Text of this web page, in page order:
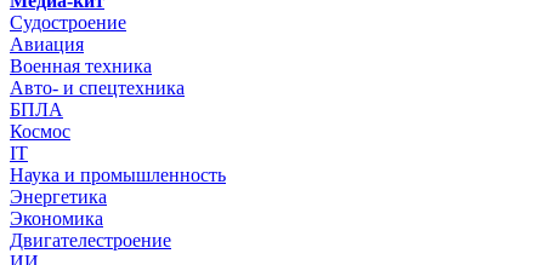
Судостроение
Авиация
Военная техника
Авто- и спецтехника
БПЛА
Космос
IT
Наука и промышленность
Энергетика
Экономика
Двигателестроение